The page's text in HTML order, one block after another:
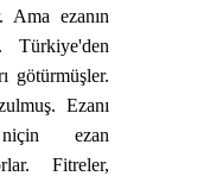
Ama ezanın
Türkiye'den
götürmüşler.
Ezanı
niçin ezan
Fitreler,